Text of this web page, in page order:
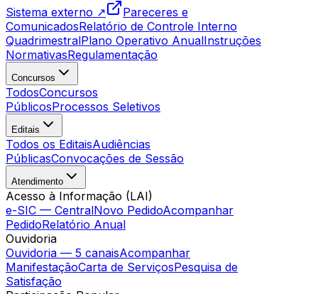
Sistema externo ↗
Pareceres e
ComunicadosRelatório de Controle Interno
QuadrimestralPlano Operativo AnualInstruções
NormativasRegulamentação
Concursos
TodosConcursos
PúblicosProcessos Seletivos
Editais
Todos os EditaisAudiências
PúblicasConvocações de Sessão
Atendimento
Acesso à Informação (LAI)
e-SIC — CentralNovo PedidoAcompanhar
PedidoRelatório Anual
Ouvidoria
Ouvidoria — 5 canaisAcompanhar
ManifestaçãoCarta de ServiçosPesquisa de
Satisfação